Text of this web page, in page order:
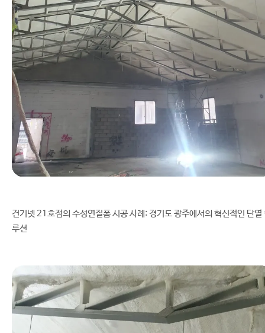
건기넷 21호점의 수성연질폼 시공 사례: 경기도 광주에서의 혁신적인 단열
루션